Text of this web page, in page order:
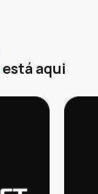
está aqui